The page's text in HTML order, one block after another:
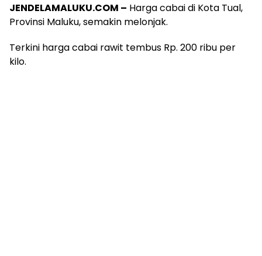
JENDELAMALUKU.COM – Harga cabai di Kota Tual,
Provinsi Maluku, semakin melonjak.
Terkini harga cabai rawit tembus Rp. 200 ribu per
kilo.